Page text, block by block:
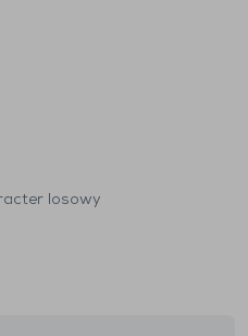
losowy